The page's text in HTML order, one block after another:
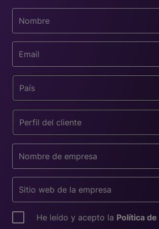
País
Perfil del cliente
He leído y acepto la Política